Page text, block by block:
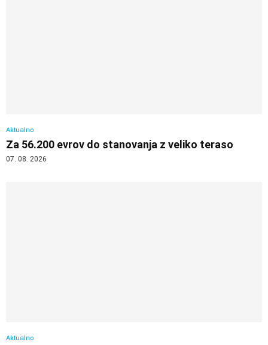
Aktualno
Za 56.200 evrov do stanovanja z veliko teraso
07. 08. 2026
Aktualno